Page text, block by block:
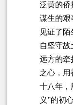
泛黄的侨
谋生的艰
见证了
自坚守
远方的牵
之心，用
十八年，
义”的初心